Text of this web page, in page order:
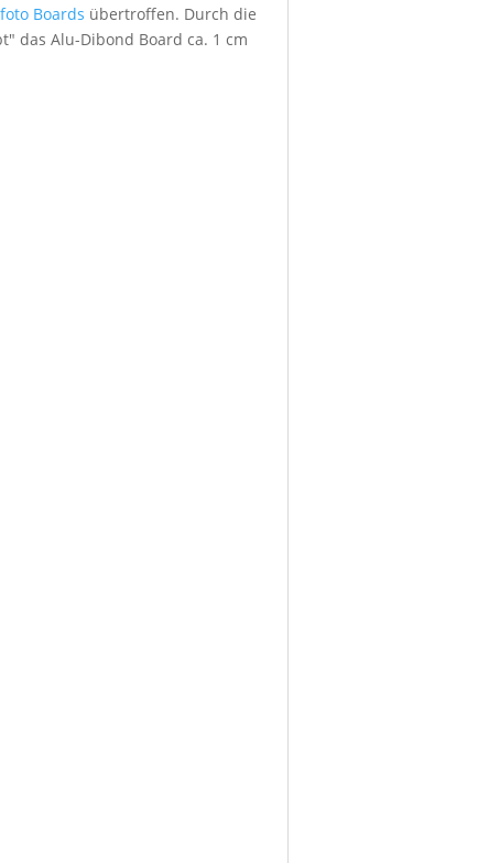
Boards übertroffen. Durch die
das Alu-Dibond Board ca. 1 cm